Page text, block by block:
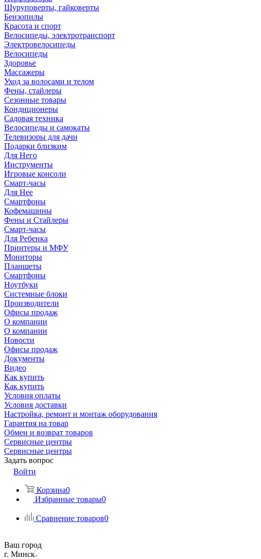
Шуруповерты, гайковерты
Бензопилы
Красота и спорт
Велосипеды, электротранспорт
Электровелосипеды
Велосипеды
Здоровье
Массажеры
Уход за волосами и телом
Фены, стайлеры
Сезонные товары
Кондиционеры
Садовая техника
Велосипеды и самокаты
Телевизоры для дачи
Подарки близким
Для Него
Инструменты
Игровые консоли
Смарт-часы
Для Нее
Смартфоны
Кофемашины
Фены и Стайлеры
Смарт-часы
Для Ребенка
Принтеры и МФУ
Мониторы
Планшеты
Смартфоны
Ноутбуки
Системные блоки
Производители
Офисы продаж
О компании
О компании
Новости
Офисы продаж
Документы
Видео
Как купить
Как купить
Условия оплаты
Условия доставки
Настройка, ремонт и монтаж оборудования
Гарантия на товар
Обмен и возврат товаров
Сервисные центры
Сервисные центры
Задать вопрос
Войти
Корзина0
Избранные товары0
Сравнение товаров0
Ваш город
г. Минск